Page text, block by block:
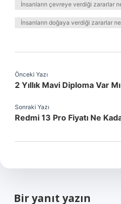
İnsanların çevreye verdiği zararlar
İnsanların doğaya verdiği zararlar
Önceki Yazı
2 Yıllık Mavi Diploma Var Mı
Sonraki Yazı
Redmi 13 Pro Fiyatı Ne
Bir yanıt yazın